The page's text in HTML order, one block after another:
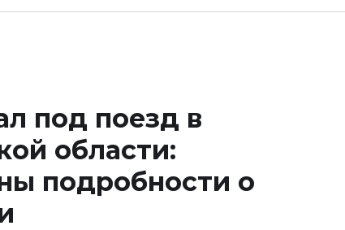
под поезд в
области:
подробности о